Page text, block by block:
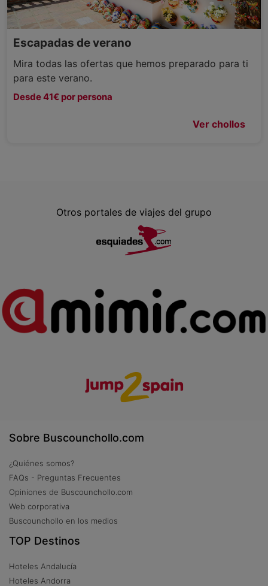
Escapadas de verano
Mira todas las ofertas que hemos preparado para ti
para este verano.
Desde 41€ por persona
Ver chollos
Otros portales de viajes del grupo
Sobre Buscounchollo.com
¿Quiénes somos?
FAQs - Preguntas Frecuentes
Opiniones de Buscounchollo.com
Web corporativa
Buscounchollo en los medios
TOP Destinos
Hoteles Andalucía
Hoteles Andorra